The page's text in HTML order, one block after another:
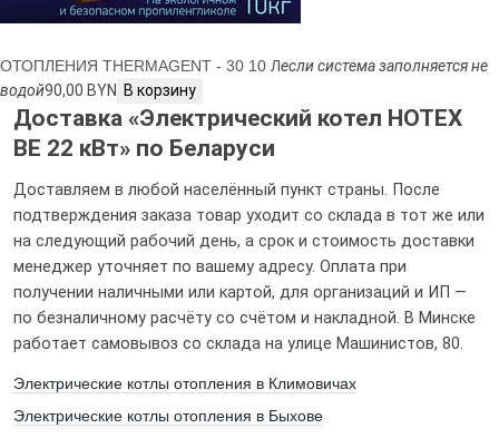
ОТОПЛЕНИЯ THERMAGENT - 30 10 Лесли система заполняется не
водой90,00 BYN В корзину
Доставка «Электрический котел HOTEX
BE 22 кВт» по Беларуси
Доставляем в любой населённый пункт страны. После
подтверждения заказа товар уходит со склада в тот же или
на следующий рабочий день, а срок и стоимость доставки
менеджер уточняет по вашему адресу. Оплата при
получении наличными или картой, для организаций и ИП —
по безналичному расчёту со счётом и накладной. В Минске
работает самовывоз со склада на улице Машинистов, 80.
Электрические котлы отопления в Климовичах
Электрические котлы отопления в Быхове